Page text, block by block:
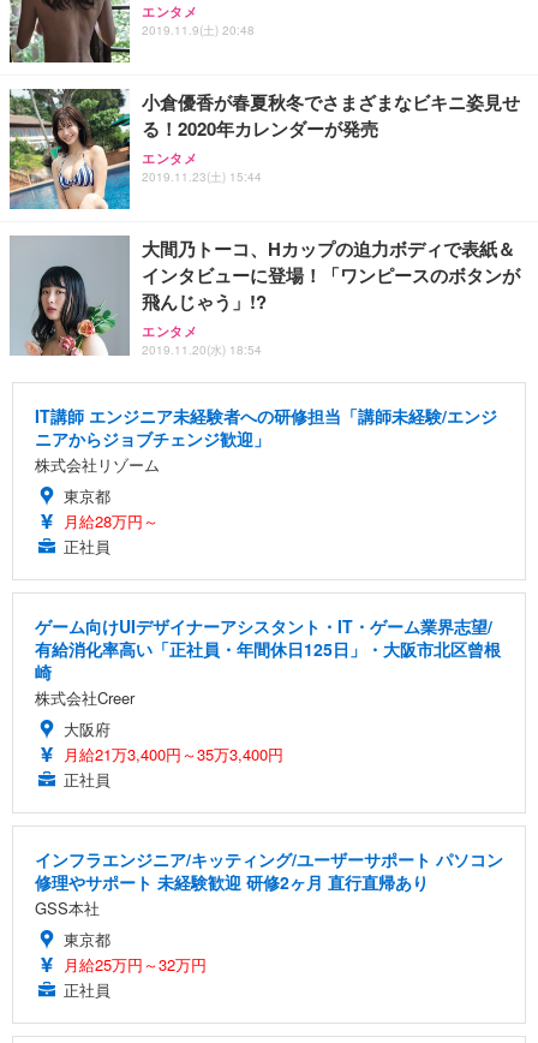
エンタメ
2019.11.9(土) 20:48
小倉優香が春夏秋冬でさまざまなビキニ姿見せ
る！2020年カレンダーが発売
エンタメ
2019.11.23(土) 15:44
大間乃トーコ、Hカップの迫力ボディで表紙＆
インタビューに登場！「ワンピースのボタンが
飛んじゃう」!?
エンタメ
2019.11.20(水) 18:54
IT講師 エンジニア未経験者への研修担当「講師未経験/エンジ
ニアからジョブチェンジ歓迎」
株式会社リゾーム
東京都
月給28万円～
正社員
ゲーム向けUIデザイナーアシスタント・IT・ゲーム業界志望/
有給消化率高い「正社員・年間休日125日」・大阪市北区曾根
崎
株式会社Creer
大阪府
月給21万3,400円～35万3,400円
正社員
インフラエンジニア/キッティング/ユーザーサポート パソコン
修理やサポート 未経験歓迎 研修2ヶ月 直行直帰あり
GSS本社
東京都
月給25万円～32万円
正社員